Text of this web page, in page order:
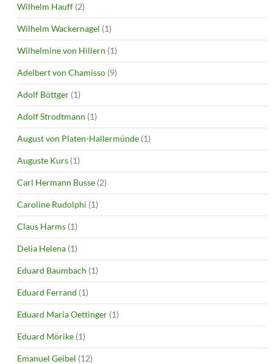
Wilhelm Hauff (2)
Wilhelm Wackernagel (1)
Wilhelmine von Hillern (1)
Adelbert von Chamisso (9)
Adolf Böttger (1)
Adolf Strodtmann (1)
August von Platen-Hallermünde (1)
Auguste Kurs (1)
Carl Hermann Busse (2)
Caroline Rudolphi (1)
Claus Harms (1)
Delia Helena (1)
Eduard Baumbach (1)
Eduard Ferrand (1)
Eduard Maria Oettinger (1)
Eduard Mörike (1)
Emanuel Geibel (12)